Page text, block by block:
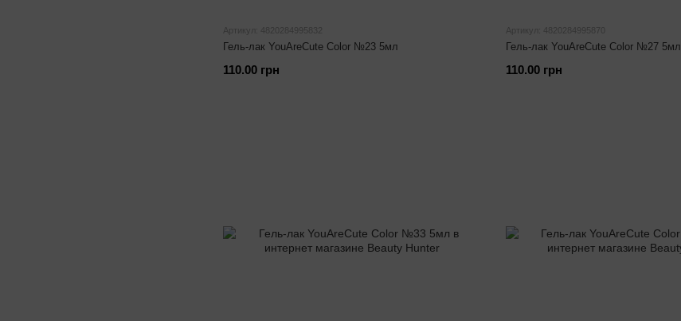
Артикул: 4820284995832
Гель-лак YouAreCute Color №23 5мл
110.00 грн
Артикул: 4820284995870
Гель-лак YouAreCute Color №27 5мл
110.00 грн